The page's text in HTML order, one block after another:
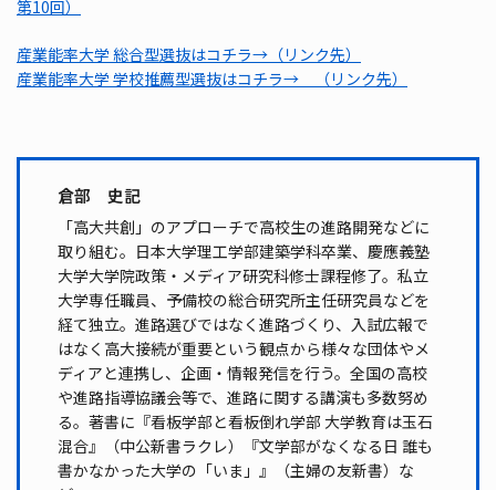
第10回）
産業能率大学 総合型選抜はコチラ→（リンク先）
産業能率大学 学校推薦型選抜はコチラ→ （リンク先）
倉部 史記
「高大共創」のアプローチで高校生の進路開発などに
取り組む。日本大学理工学部建築学科卒業、慶應義塾
大学大学院政策・メディア研究科修士課程修了。私立
大学専任職員、予備校の総合研究所主任研究員などを
経て独立。進路選びではなく進路づくり、入試広報で
はなく高大接続が重要という観点から様々な団体やメ
ディアと連携し、企画・情報発信を行う。全国の高校
や進路指導協議会等で、進路に関する講演も多数努め
る。著書に『看板学部と看板倒れ学部 大学教育は玉石
混合』（中公新書ラクレ）『文学部がなくなる日 誰も
書かなかった大学の「いま」』（主婦の友新書）な